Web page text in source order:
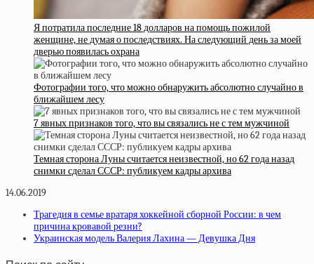
Я потратила последние 18 долларов на помощь пожилой
женщине, не думая о последствиях. На следующий день за моей
дверью появилась охрана
Фотографии того, что можно обнаружить абсолютно случайно в
ближайшем лесу
7 явных признаков того, что вы связались не с тем мужчиной
Темная сторона Луны считается неизвестной, но 62 года назад
снимки сделал СССР: публикуем кадры архива
14.06.2019
Трагедия в семье вратаря хоккейной сборной России: в чем
причина кровавой резни?
Украинская модель Валерия Лахина — Девушка Дня